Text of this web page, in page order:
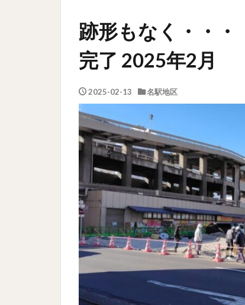
跡形もなく・・
完了 2025年2月
2025-02-13 名駅地区